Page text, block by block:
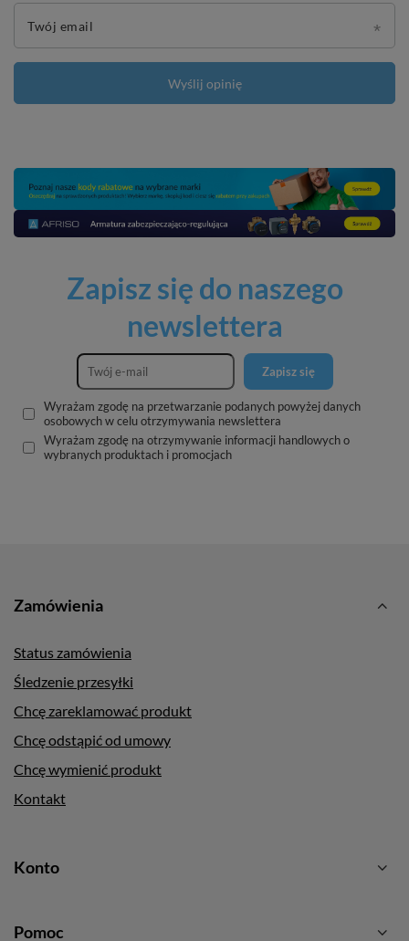
Twój email
Wyślij opinię
Zapisz się do naszego
newslettera
Zapisz się
Wyrażam zgodę na przetwarzanie podanych powyżej danych
osobowych w celu otrzymywania newslettera
Wyrażam zgodę na otrzymywanie informacji handlowych o
wybranych produktach i promocjach
Zamówienia
Status zamówienia
Śledzenie przesyłki
Chcę zareklamować produkt
Chcę odstąpić od umowy
Chcę wymienić produkt
Kontakt
Konto
Pomoc